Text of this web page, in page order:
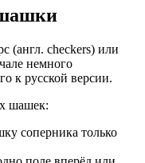
(англ. checkers) или
немного
к русской версии.
шашек:
соперника только